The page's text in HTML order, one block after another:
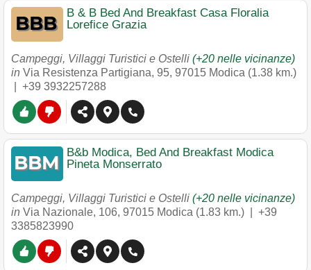
B & B Bed And Breakfast Casa Floralia
Lorefice Grazia
Campeggi, Villaggi Turistici e Ostelli (+20 nelle vicinanze)
in Via Resistenza Partigiana, 95, 97015 Modica (1.38 km.)
+39 3932257288
B&b Modica, Bed And Breakfast Modica
Pineta Monserrato
Campeggi, Villaggi Turistici e Ostelli (+20 nelle vicinanze)
in Via Nazionale, 106, 97015 Modica (1.83 km.) | +39
3385823990